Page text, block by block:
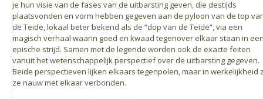
je hun visie van de fases van de uitbarsting geven, die destijds
plaatsvonden en vorm hebben gegeven aan de pyloon van de top
de Teide, lokaal beter bekend als de “dop van de Teide”, via een
magisch verhaal waarin goed en kwaad tegenover elkaar staan in
epische strijd. Samen met de legende worden ook de exacte feiten
vanuit het wetenschappelijk perspectief over de uitbarsting gegeven.
Beide perspectieven lijken elkaars tegenpolen, maar in werkelijkheid
ze nauw met elkaar verbonden.